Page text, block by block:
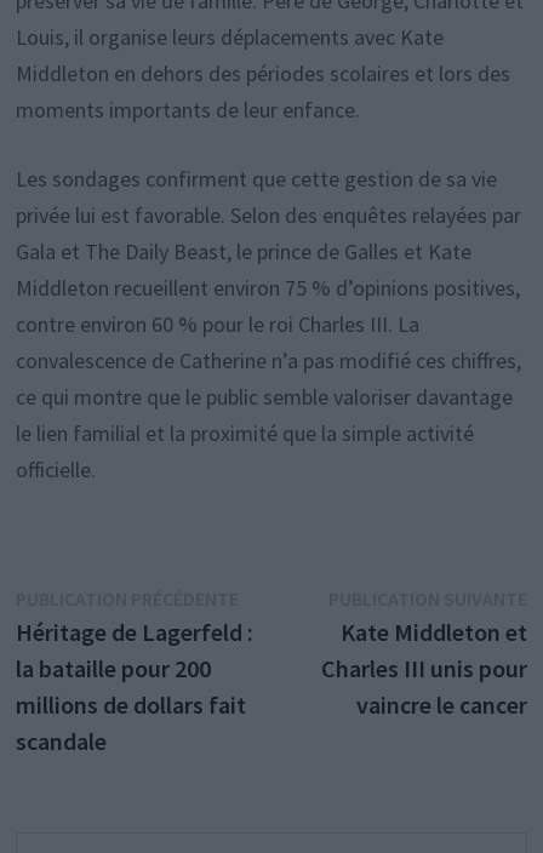
Louis, il organise leurs déplacements avec Kate
Middleton en dehors des périodes scolaires et lors des
moments importants de leur enfance.
Les sondages confirment que cette gestion de sa vie
privée lui est favorable. Selon des enquêtes relayées par
Gala et The Daily Beast, le prince de Galles et Kate
Middleton recueillent environ 75 % d’opinions positives,
contre environ 60 % pour le roi Charles III. La
convalescence de Catherine n’a pas modifié ces chiffres,
ce qui montre que le public semble valoriser davantage
le lien familial et la proximité que la simple activité
officielle.
de
l’article
précédente :
Héritage de Lagerfeld :
la bataille pour 200
millions de dollars fait
scandale
Kate Middleton et
Charles III unis pour
vaincre le cancer